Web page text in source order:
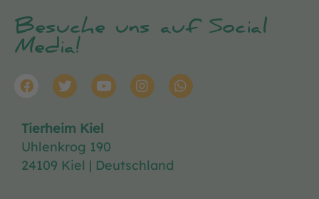
Besuche uns auf Social
Media!
Tierheim Kiel
Uhlenkrog 190
24109 Kiel | Deutschland